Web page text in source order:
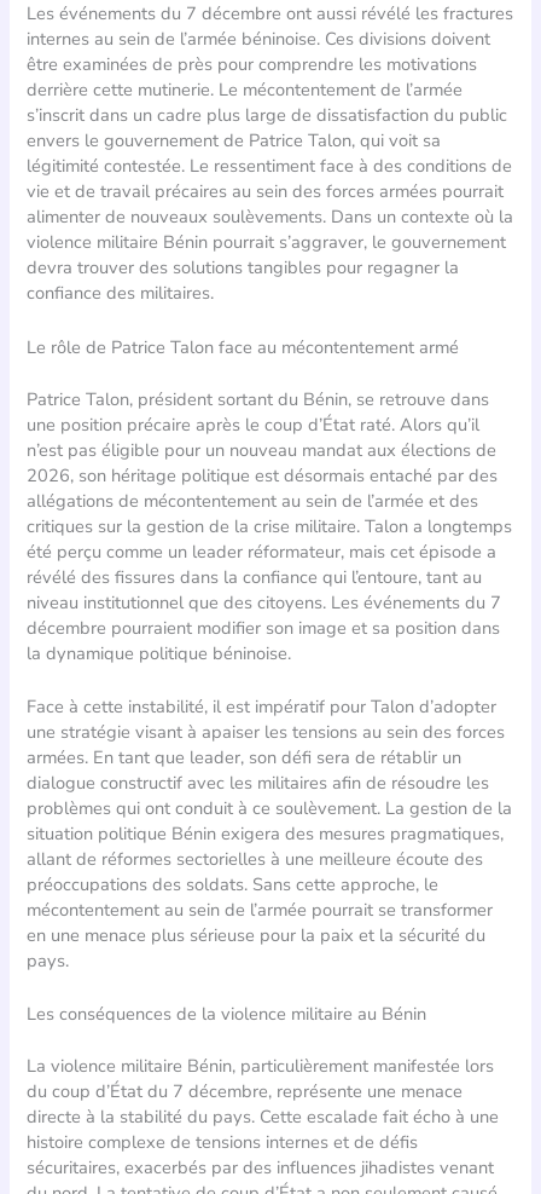
Les événements du 7 décembre ont aussi révélé les fractures
internes au sein de l’armée béninoise. Ces divisions doivent
être examinées de près pour comprendre les motivations
derrière cette mutinerie. Le mécontentement de l’armée
s’inscrit dans un cadre plus large de dissatisfaction du public
envers le gouvernement de Patrice Talon, qui voit sa
légitimité contestée. Le ressentiment face à des conditions de
vie et de travail précaires au sein des forces armées pourrait
alimenter de nouveaux soulèvements. Dans un contexte où la
violence militaire Bénin pourrait s’aggraver, le gouvernement
devra trouver des solutions tangibles pour regagner la
confiance des militaires.
Le rôle de Patrice Talon face au mécontentement armé
Patrice Talon, président sortant du Bénin, se retrouve dans
une position précaire après le coup d’État raté. Alors qu’il
n’est pas éligible pour un nouveau mandat aux élections de
2026, son héritage politique est désormais entaché par des
allégations de mécontentement au sein de l’armée et des
critiques sur la gestion de la crise militaire. Talon a longtemps
été perçu comme un leader réformateur, mais cet épisode a
révélé des fissures dans la confiance qui l’entoure, tant au
niveau institutionnel que des citoyens. Les événements du 7
décembre pourraient modifier son image et sa position dans
la dynamique politique béninoise.
Face à cette instabilité, il est impératif pour Talon d’adopter
une stratégie visant à apaiser les tensions au sein des forces
armées. En tant que leader, son défi sera de rétablir un
dialogue constructif avec les militaires afin de résoudre les
problèmes qui ont conduit à ce soulèvement. La gestion de la
situation politique Bénin exigera des mesures pragmatiques,
allant de réformes sectorielles à une meilleure écoute des
préoccupations des soldats. Sans cette approche, le
mécontentement au sein de l’armée pourrait se transformer
en une menace plus sérieuse pour la paix et la sécurité du
pays.
Les conséquences de la violence militaire au Bénin
La violence militaire Bénin, particulièrement manifestée lors
du coup d’État du 7 décembre, représente une menace
directe à la stabilité du pays. Cette escalade fait écho à une
histoire complexe de tensions internes et de défis
sécuritaires, exacerbés par des influences jihadistes venant